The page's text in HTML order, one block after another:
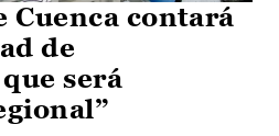
Cuenca contará
de
será